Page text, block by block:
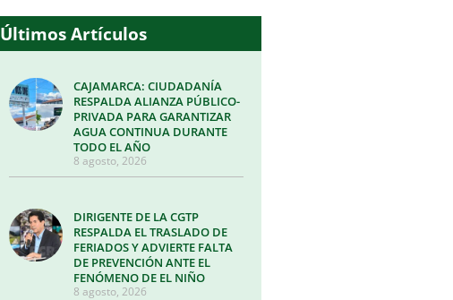
Últimos Artículos
CAJAMARCA: CIUDADANÍA
RESPALDA ALIANZA PÚBLICO-
PRIVADA PARA GARANTIZAR
AGUA CONTINUA DURANTE
TODO EL AÑO
8 agosto, 2026
DIRIGENTE DE LA CGTP
RESPALDA EL TRASLADO DE
FERIADOS Y ADVIERTE FALTA
DE PREVENCIÓN ANTE EL
FENÓMENO DE EL NIÑO
8 agosto, 2026